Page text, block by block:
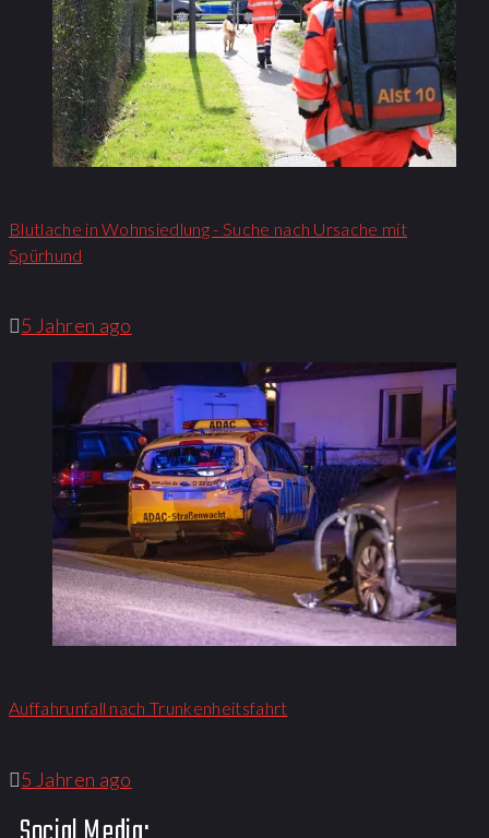
Blutlache in Wohnsiedlung - Suche nach Ursache mit
Spürhund
5 Jahren ago
Auffahrunfall nach Trunkenheitsfahrt
5 Jahren ago